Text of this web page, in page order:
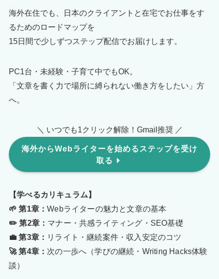
海外在住でも、日本のクライアントと在宅でお仕事をす
るためのロードマップを
15日間で少しずつステップ配信でお届けします。
PC1台・未経験・子育て中でもOK。
「文章を書く力で場所に縛られない働き方をしたい」方
へ。
＼ いつでも1クリック解除！Gmail推奨 ／
海外からWebライターを始めるステップを受け
取る
【学べるカリキュラム】
🌱 第1章：Webライターの魅力と文章の基本
✏️ 第2章： マナー・共感ライティング・SEO基礎
💼 第3章： リライト・継続案件・収入安定のコツ
🚀 第4章： 次の一歩へ（学びの継続・Writing Hacks体験
談）